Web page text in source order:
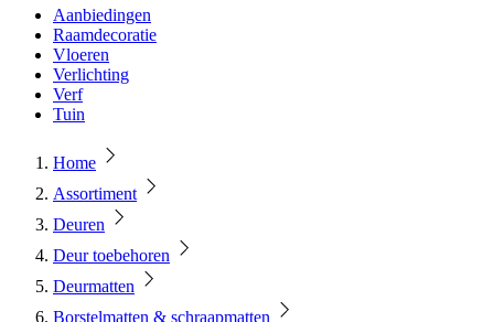
Aanbiedingen
Raamdecoratie
Vloeren
Verlichting
Verf
Tuin
Home
Assortiment
Deuren
Deur toebehoren
Deurmatten
Borstelmatten & schraapmatten